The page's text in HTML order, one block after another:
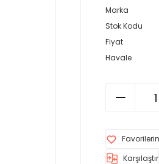
Marka
Stok Kodu
Fiyat
Havale
Karşılaştır